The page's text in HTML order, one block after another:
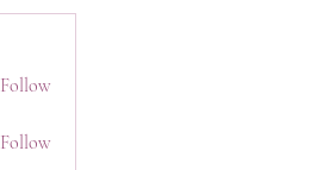
Follow
Follow